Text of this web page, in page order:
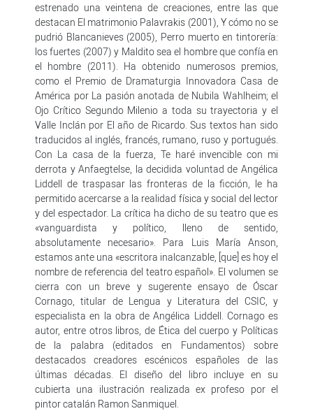
estrenado una veintena de creaciones, entre las que
destacan El matrimonio Palavrakis (2001), Y cómo no se
pudrió Blancanieves (2005), Perro muerto en tintorería:
los fuertes (2007) y Maldito sea el hombre que confía en
el hombre (2011). Ha obtenido numerosos premios,
como el Premio de Dramaturgia Innovadora Casa de
América por La pasión anotada de Nubila Wahlheim; el
Ojo Crítico Segundo Milenio a toda su trayectoria y el
Valle Inclán por El año de Ricardo. Sus textos han sido
traducidos al inglés, francés, rumano, ruso y portugués.
Con La casa de la fuerza, Te haré invencible con mi
derrota y Anfaegtelse, la decidida voluntad de Angélica
Liddell de traspasar las fronteras de la ficción, le ha
permitido acercarse a la realidad física y social del lector
y del espectador. La crítica ha dicho de su teatro que es
«vanguardista y político, lleno de sentido,
absolutamente necesario». Para Luis María Anson,
estamos ante una «escritora inalcanzable, [que] es hoy el
nombre de referencia del teatro español». El volumen se
cierra con un breve y sugerente ensayo de Óscar
Cornago, titular de Lengua y Literatura del CSIC, y
especialista en la obra de Angélica Liddell. Cornago es
autor, entre otros libros, de Ética del cuerpo y Políticas
de la palabra (editados en Fundamentos) sobre
destacados creadores escénicos españoles de las
últimas décadas. El diseño del libro incluye en su
cubierta una ilustración realizada ex profeso por el
pintor catalán Ramon Sanmiquel.